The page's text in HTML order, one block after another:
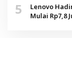
5
Lenovo
Mulai Rp7,8